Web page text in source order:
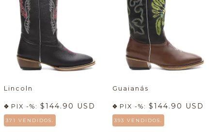
Lincoln
PIX -%: $144.90 USD
371 VENDIDOS.
Guaianás
PIX -%: $144.90 USD
393 VENDIDOS.